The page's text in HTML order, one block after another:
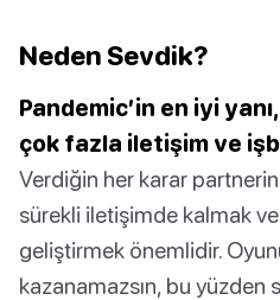
Neden Sevdik?
Pandemic’in en iyi
çok fazla iletişim ve
Verdiğin her karar
sürekli iletişimde kalmak
geliştirmek önemlidir.
kazanamazsın, bu yüzden